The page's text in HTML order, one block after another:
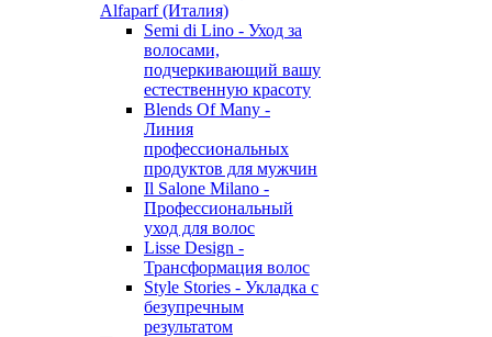
Alfaparf (Италия)
Semi di Lino - Уход за
волосами,
подчеркивающий вашу
естественную красоту
Blends Of Many -
Линия
профессиональных
продуктов для мужчин
Il Salone Milano -
Профессиональный
уход для волос
Lisse Design -
Трансформация волос
Style Stories - Укладка с
безупречным
результатом